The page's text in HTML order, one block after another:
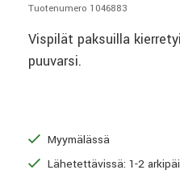
Tuotenumero 1046883
Vispilät paksuilla
puuvarsi.
Myymälässä
Lähetettävissä: 1-2